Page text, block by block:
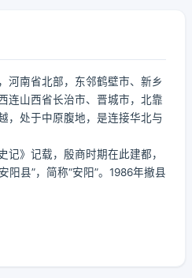
河南省北部，东邻鹤壁市、新乡
连山西省长治市、晋城市，北靠
，处于中原腹地，是连接华北与
记》记载，殷商时期在此建都，
阳县”，简称“安阳”。1986年撤县